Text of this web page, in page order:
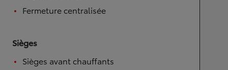
Fermeture centralisée
Sièges
Sièges avant chauffants